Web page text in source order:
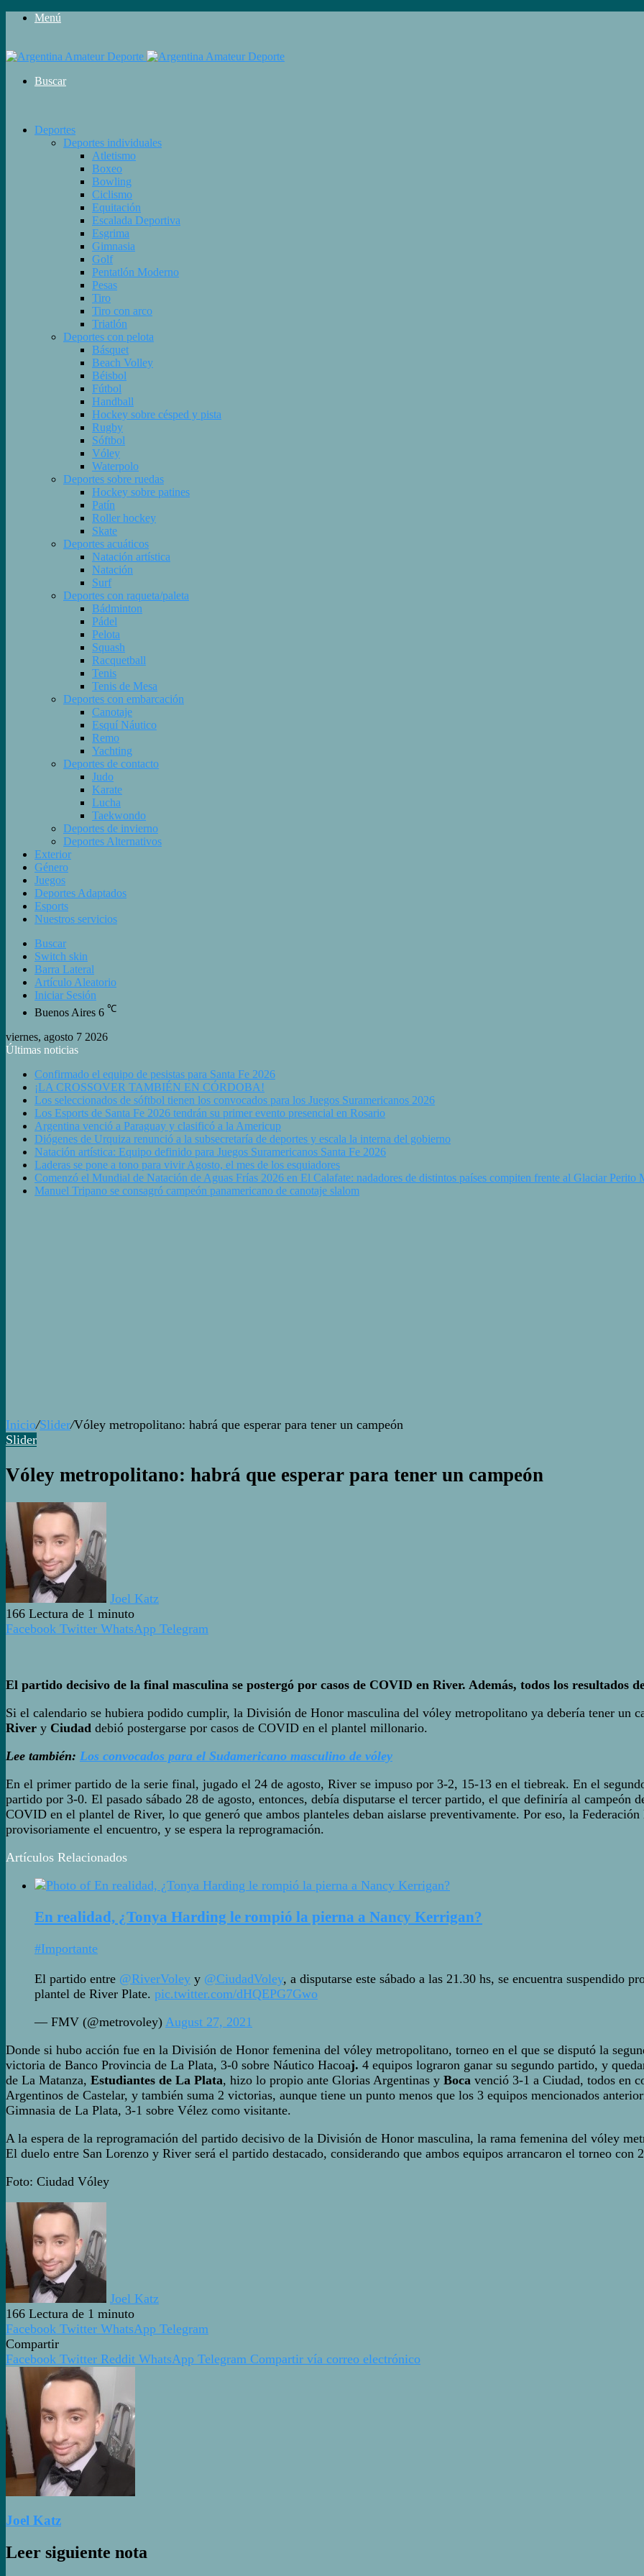
Menú
Buscar
Deportes
Deportes individuales
Atletismo
Boxeo
Bowling
Ciclismo
Equitación
Escalada Deportiva
Esgrima
Gimnasia
Golf
Pentatlón Moderno
Pesas
Tiro
Tiro con arco
Triatlón
Deportes con pelota
Básquet
Beach Volley
Béisbol
Fútbol
Handball
Hockey sobre césped y pista
Rugby
Sóftbol
Vóley
Waterpolo
Deportes sobre ruedas
Hockey sobre patines
Patín
Roller hockey
Skate
Deportes acuáticos
Natación artística
Natación
Surf
Deportes con raqueta/paleta
Bádminton
Pádel
Pelota
Squash
Racquetball
Tenis
Tenis de Mesa
Deportes con embarcación
Canotaje
Esquí Náutico
Remo
Yachting
Deportes de contacto
Judo
Karate
Lucha
Taekwondo
Deportes de invierno
Deportes Alternativos
Exterior
Género
Juegos
Deportes Adaptados
Esports
Nuestros servicios
Buscar
Switch skin
Barra Lateral
Artículo Aleatorio
Iniciar Sesión
Buenos Aires 6 ℃
viernes, agosto 7 2026
Últimas noticias
Confirmado el equipo de pesistas para Santa Fe 2026
¡LA CROSSOVER TAMBIÉN EN CÓRDOBA!
Los seleccionados de sóftbol tienen los convocados para los Juegos Suramericanos 2026
Los Esports de Santa Fe 2026 tendrán su primer evento presencial en Rosario
Argentina venció a Paraguay y clasificó a la Americup
Diógenes de Urquiza renunció a la subsecretaría de deportes y escala la interna del gobierno
Natación artística: Equipo definido para Juegos Suramericanos Santa Fe 2026
Laderas se pone a tono para vivir Agosto, el mes de los esquiadores
Comenzó el Mundial de Natación de Aguas Frías 2026 en El Calafate: nadadores de distintos países compiten frente al Glaciar Perito
Manuel Tripano se consagró campeón panamericano de canotaje slalom
Inicio/Slider/Vóley metropolitano: habrá que esperar para tener un campeón
Slider
Vóley metropolitano: habrá que esperar para tener un campeón
Joel Katz
166 Lectura de 1 minuto
Facebook Twitter WhatsApp Telegram
El partido decisivo de la final masculina se postergó por casos de COVID en River. Además, todos los resultados
Si el calendario se hubiera podido cumplir, la División de Honor masculina del vóley metropolitano ya debería tener un
River y Ciudad debió postergarse por casos de COVID en el plantel millonario.
Lee también: Los convocados para el Sudamericano masculino de vóley
En el primer partido de la serie final, jugado el 24 de agosto, River se impuso por 3-2, 15-13 en el tiebreak. En el
partido por 3-0. El pasado sábado 28 de agosto, entonces, debía disputarse el tercer partido, el que definiría al campeón
COVID en el plantel de River, lo que generó que ambos planteles deban aislarse preventivamente. Por eso, la
provisoriamente el encuentro, y se espera la reprogramación.
Artículos Relacionados
En realidad, ¿Tonya Harding le rompió la pierna a Nancy Kerrigan?
#Importante
El partido entre @RiverVoley y @CiudadVoley, a disputarse este sábado a las 21.30 hs, se encuentra suspendido
plantel de River Plate. pic.twitter.com/dHQEPG7Gwo
— FMV (@metrovoley) August 27, 2021
Donde si hubo acción fue en la División de Honor femenina del vóley metropolitano, torneo en el que se disputó la
victoria de Banco Provincia de La Plata, 3-0 sobre Náutico Hacoaj. 4 equipos lograron ganar su segundo partido, y
de La Matanza, Estudiantes de La Plata, hizo lo propio ante Glorias Argentinas y Boca venció 3-1 a Ciudad, todos en
Argentinos de Castelar, y también suma 2 victorias, aunque tiene un punto menos que los 3 equipos mencionados
Gimnasia de La Plata, 3-1 sobre Vélez como visitante.
A la espera de la reprogramación del partido decisivo de la División de Honor masculina, la rama femenina del vóley
El duelo entre San Lorenzo y River será el partido destacado, considerando que ambos equipos arrancaron el torneo con
Foto: Ciudad Vóley
Joel Katz
166 Lectura de 1 minuto
Facebook Twitter WhatsApp Telegram
Compartir
Facebook Twitter Reddit WhatsApp Telegram Compartir vía correo electrónico
Joel Katz
Leer siguiente nota